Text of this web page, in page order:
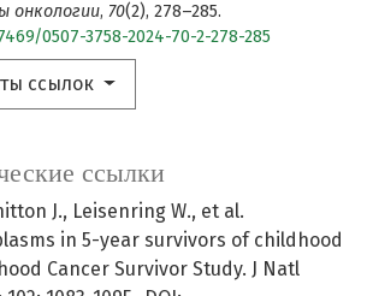
онкологии, 70(2), 278–285.
0507-3758-2024-70-2-278-285
ссылок
ссылки
J., Leisenring W., et al.
in 5-year survivors of childhood
Cancer Survivor Study. J Natl